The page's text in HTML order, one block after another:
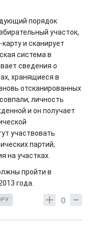
порядок
участок,
и сканирует
система в
сведения о
хранящиеся в
отсканированных
личность
и он получает
участвовать
партий,
на участках.
пройти в
года.
0